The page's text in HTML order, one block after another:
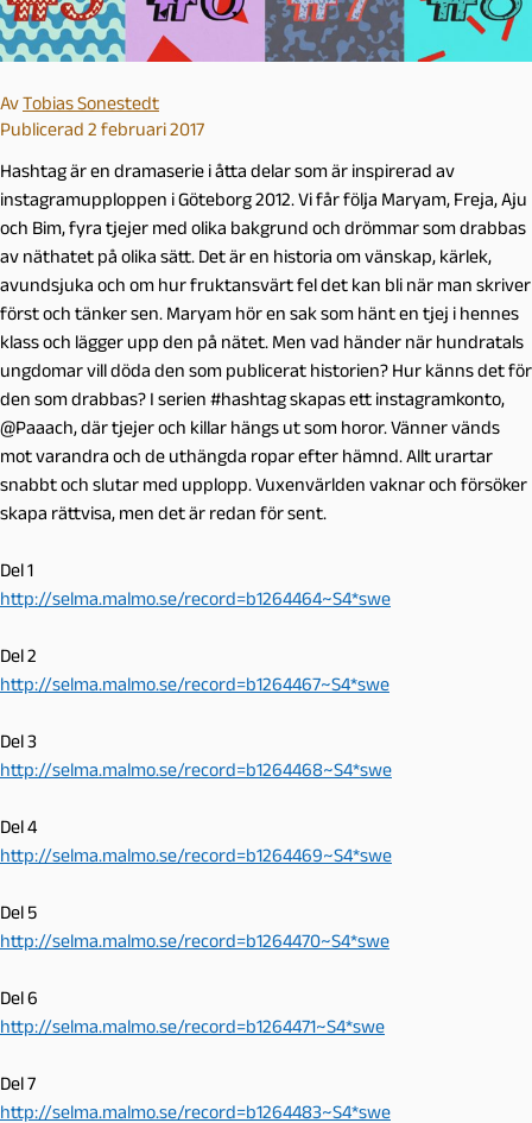
AvTobias Sonestedt
Publicerad 2 februari 2017
Hashtag är en dramaserie i åtta delar som är inspirerad av
instagramupploppen i Göteborg 2012. Vi får följa Maryam, Freja, Aju
och Bim, fyra tjejer med olika bakgrund och drömmar som drabbas
av näthatet på olika sätt. Det är en historia om vänskap, kärlek,
avundsjuka och om hur fruktansvärt fel det kan bli när man skriver
först och tänker sen. Maryam hör en sak som hänt en tjej i hennes
klass och lägger upp den på nätet. Men vad händer när hundratals
ungdomar vill döda den som publicerat historien? Hur känns det för
den som drabbas? I serien #hashtag skapas ett instagramkonto,
@Paaach, där tjejer och killar hängs ut som horor. Vänner vänds
mot varandra och de uthängda ropar efter hämnd. Allt urartar
snabbt och slutar med upplopp. Vuxenvärlden vaknar och försöker
skapa rättvisa, men det är redan för sent.
Del 1
http://selma.malmo.se/record=b1264464~S4*swe
Del 2
http://selma.malmo.se/record=b1264467~S4*swe
Del 3
http://selma.malmo.se/record=b1264468~S4*swe
Del 4
http://selma.malmo.se/record=b1264469~S4*swe
Del 5
http://selma.malmo.se/record=b1264470~S4*swe
Del 6
http://selma.malmo.se/record=b1264471~S4*swe
Del 7
http://selma.malmo.se/record=b1264483~S4*swe